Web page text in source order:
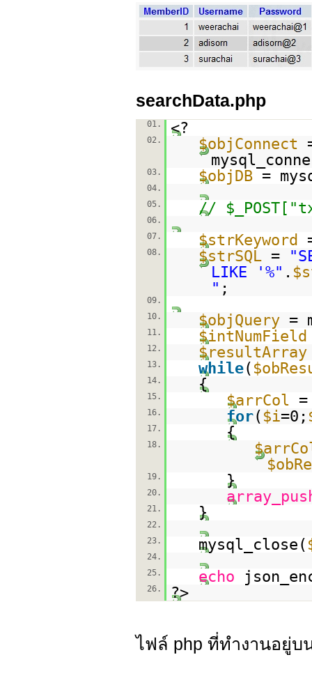
searchData.php
01. <?
02. $objConnect
03. $objDB =
04.
05.
//
06.
07.
$strKeyword
08. $strSQL =
LIKE '%" .
" ;
09.
10.
$objQuery =
11. $intNumField
12. $resultArray
13. while(
14. {
15. $arrCol
16. for( $i=0;
17. {
18.
19. }
20.
21. }
22.
23.
mysql_close(
24.
25.
echo
26. ?>
ไฟล์ php ที่ทำงานอยู่บ